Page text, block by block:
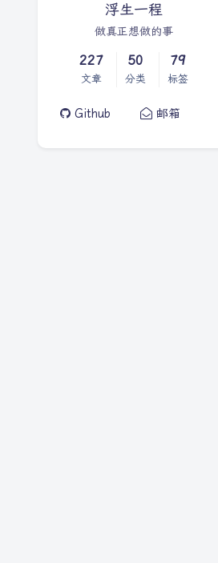
浮生一程
做真正想做的事
227
文章
50
分类
79
标签
Github 邮箱